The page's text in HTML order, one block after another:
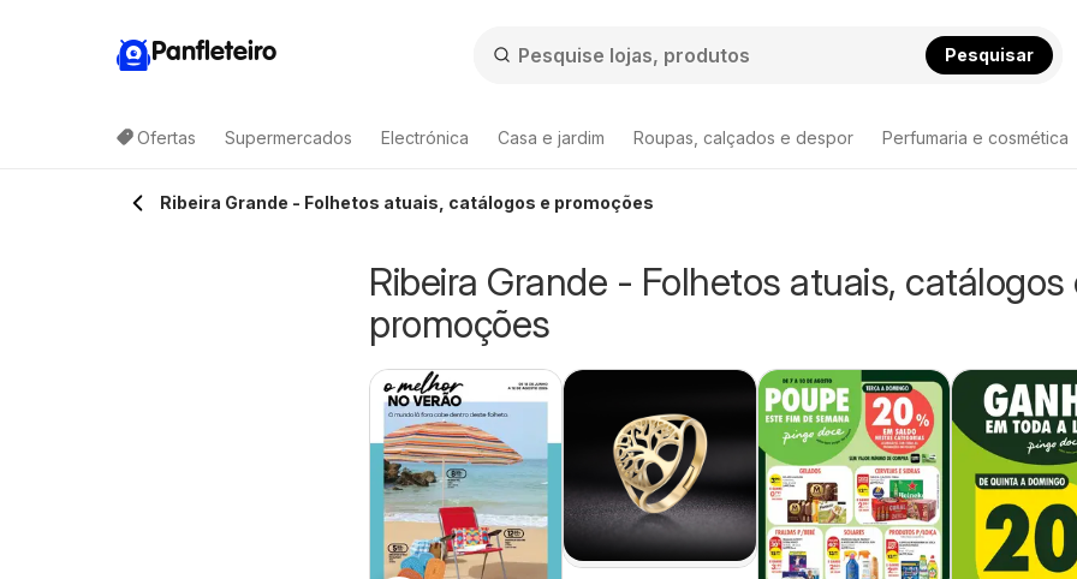
Panfleteiro Pesquisar
Ofertas Supermercados Electrónica Casa e jardim Roupas, calçados e despor Perfumaria e cosmética
Ribeira Grande - Folhetos atuais, catálogos e promoções
Ribeira Grande - Folhetos atuais, catálogos
promoções